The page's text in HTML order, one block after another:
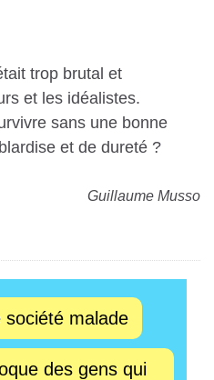
trop brutal et
et les idéalistes.
sans une bonne
et de dureté ?
Guillaume Musso
société malade
des gens qui